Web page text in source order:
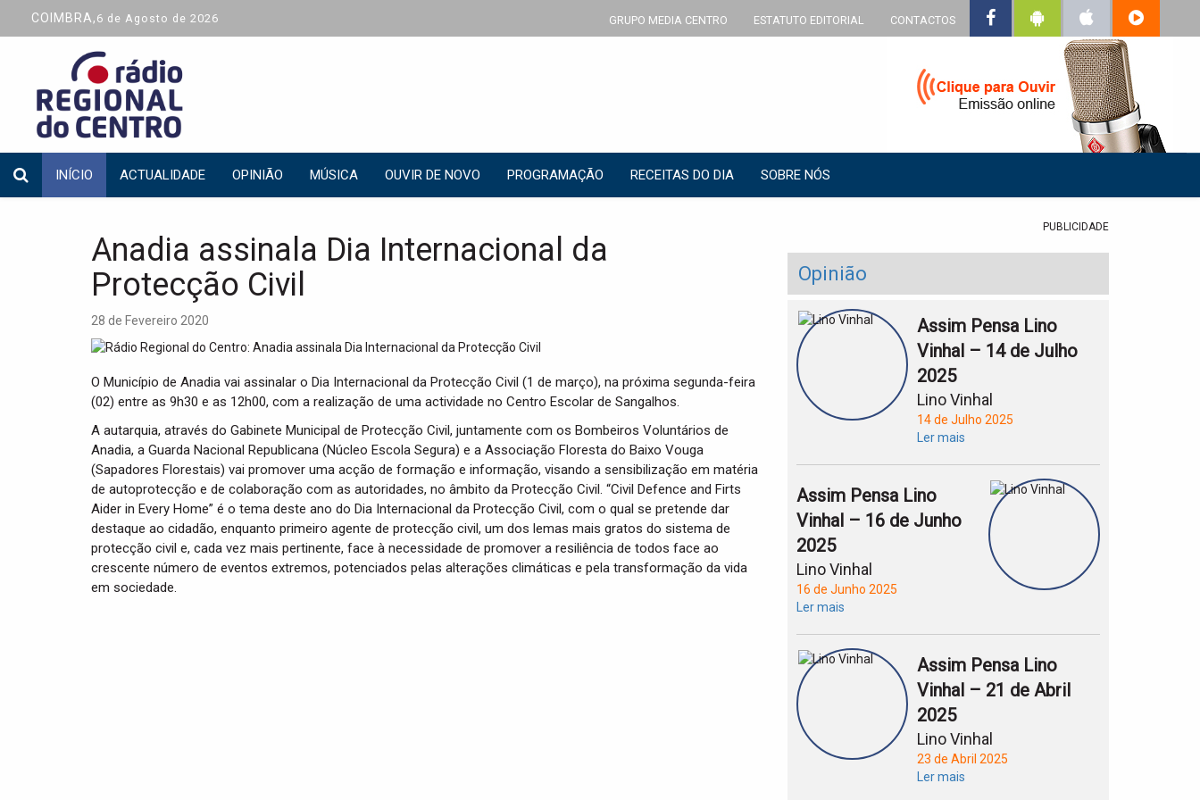
COIMBRA, 6 de Agosto de 2026 GRUPO MEDIA CENTRO ESTATUTO EDITORIAL CONTACTOS
INÍCIO ACTUALIDADE OPINIÃO MÚSICA OUVIR DE NOVO PROGRAMAÇÃO RECEITAS DO DIA SOBRE NÓS
Anadia assinala Dia Internacional da
Protecção Civil
28 de Fevereiro 2020
O Município de Anadia vai assinalar o Dia Internacional da Protecção Civil (1 de março), na próxima segunda-feira
(02) entre as 9h30 e as 12h00, com a realização de uma actividade no Centro Escolar de Sangalhos.
A autarquia, através do Gabinete Municipal de Protecção Civil, juntamente com os Bombeiros Voluntários de
Anadia, a Guarda Nacional Republicana (Núcleo Escola Segura) e a Associação Floresta do Baixo Vouga
(Sapadores Florestais) vai promover uma acção de formação e informação, visando a sensibilização em matéria
de autoprotecção e de colaboração com as autoridades, no âmbito da Protecção Civil. “Civil Defence and Firts
Aider in Every Home” é o tema deste ano do Dia Internacional da Protecção Civil, com o qual se pretende dar
destaque ao cidadão, enquanto primeiro agente de protecção civil, um dos lemas mais gratos do sistema de
protecção civil e, cada vez mais pertinente, face à necessidade de promover a resiliência de todos face ao
crescente número de eventos extremos, potenciados pelas alterações climáticas e pela transformação da vida
em sociedade.
PUBLICIDADE
Opinião
Assim Pensa Lino
Vinhal – 14 de Julho
2025
Lino Vinhal
14 de Julho 2025
Ler mais
Assim Pensa Lino
Vinhal – 16 de Junho
2025
Lino Vinhal
16 de Junho 2025
Ler mais
Assim Pensa Lino
Vinhal – 21 de Abril
2025
Lino Vinhal
23 de Abril 2025
Ler mais